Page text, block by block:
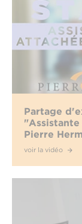
Partage
Pierre
voir la vidéo